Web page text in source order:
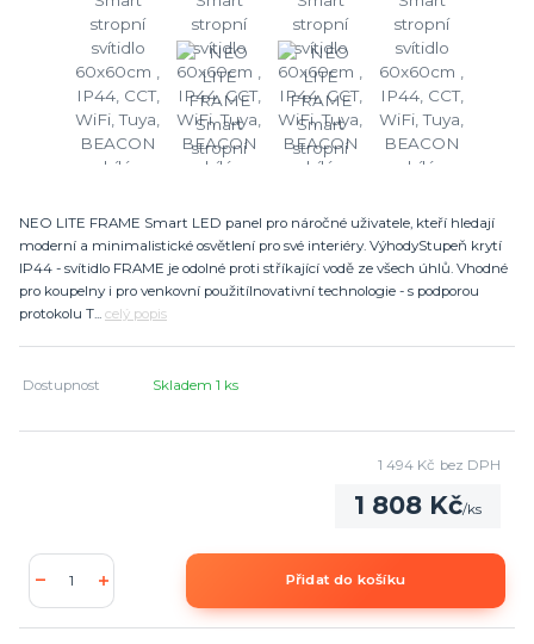
NEO LITE FRAME Smart LED panel pro náročné uživatele, kteří hledají
moderní a minimalistické osvětlení pro své interiéry. VýhodyStupeň krytí
IP44 - svítidlo FRAME je odolné proti stříkající vodě ze všech úhlů. Vhodné
pro koupelny i pro venkovní použitíInovativní technologie - s podporou
protokolu T... celý popis
Dostupnost Skladem 1 ks
1 808 Kč/ks
1 494 Kč bez DPH
Přidat do košíku